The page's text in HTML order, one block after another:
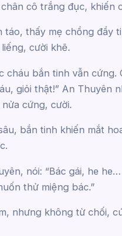
cô trắng đục, khiến
táo, thấy mẹ chồng đầy
cười khẽ.
cháu bắn tinh vẫn cứng.
giỏi thật!” An Thuyên
cứng, cười.
bắn tinh khiến mắt
nói: “Bác gái, he
thử miệng bác.”
nhưng không từ chối,